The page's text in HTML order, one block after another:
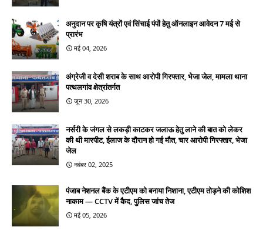
अनुदान पर कृषि यंत्रों एवं सिंचाई पंपों हेतु ऑनलाइन आवेदन 7 मई से
प्रारंभ
मई 04, 2026
अंग्रेजी व देसी शराब के साथ आरोपी गिरफ्तार, भेजा जेल, मामला थाना
पत्थलगांव क्षेत्रांतर्गत
जून 30, 2026
नर्सरी के जंगल से लकड़ी काटकर जलाऊ हेतु लाने की बात को लेकर
की थी मारपीट, ईलाज के दौरान हो गई मौत, चार आरोपी गिरफ्तार, भेजा
जेल
नवंबर 02, 2025
पंजाब नेशनल बैंक के एटीएम को बनाया निशाना, एटीएम तोड़ने की कोशिश
नाकाम — CCTV में कैद, पुलिस जांच तेज
मई 05, 2026